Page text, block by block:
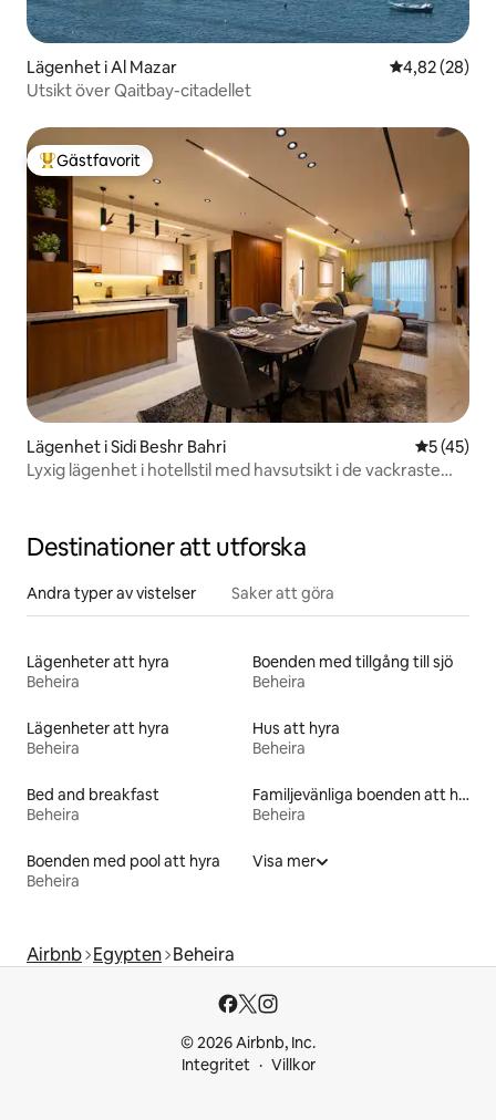
Lägenhet i Al Mazar 4,82 av 5 i
4,82 (28)
Utsikt över Qaitbay-citadellet
Populär gästfavorit
Gästfavorit
Lägenhet i Sidi Beshr Bahri 5 av 5 i
5 (45)
Lyxig lägenhet i hotellstil med havsutsikt i de vackraste
Destinationer att utforska
Andra typer av vistelser Saker att göra
Lägenheter att hyra
Beheira
Boenden med tillgång till sjö
Beheira
Lägenheter att hyra
Beheira
Hus att hyra
Beheira
Bed and breakfast
Beheira
Familjevänliga boenden att hyra
Beheira
Boenden med pool att hyra
Beheira
Visa mer
Airbnb Egypten Beheira
© 2026 Airbnb, Inc.
Integritet
Villkor